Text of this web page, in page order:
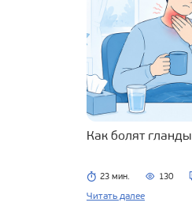
Как болят гланды
23 мин. 130
Читать далее